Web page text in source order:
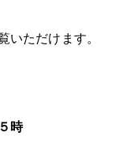
いただけます。
時